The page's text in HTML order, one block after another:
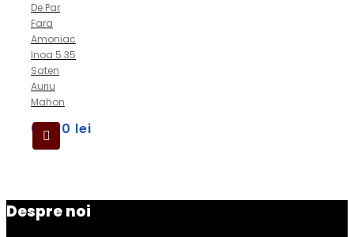
De Par
Fara
Amoniac
Inoa 5.35
Saten
Auriu
Mahon
69,00 lei
Despre noi